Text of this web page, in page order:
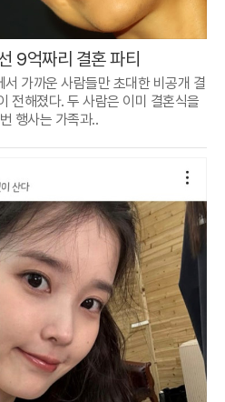
9억짜리 결혼 파티
가까운 사람들만 초대한 비공개 결
전해졌다. 두 사람은 이미 결혼식을
행사는 가족과..